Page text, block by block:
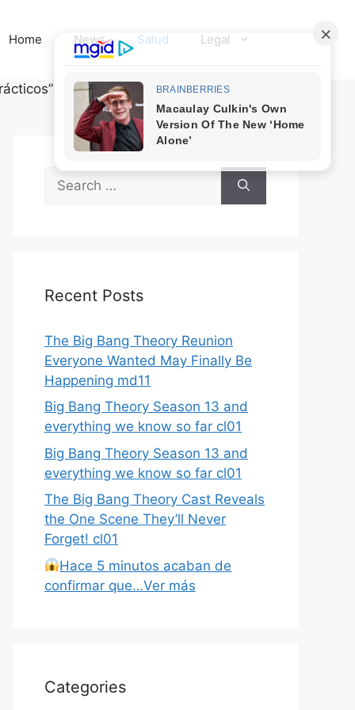
Home News Salud Legal
Search
for:
Recent Posts
The Big Bang Theory Reunion
Everyone Wanted May Finally Be
Happening md11
Big Bang Theory Season 13 and
everything we know so far cl01
Big Bang Theory Season 13 and
everything we know so far cl01
The Big Bang Theory Cast Reveals
the One Scene They’ll Never
Forget! cl01
Hace 5 minutos acaban de
confirmar que…Ver más
Categories